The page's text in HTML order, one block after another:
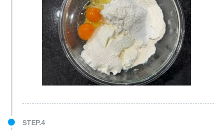
楽天市場で見る
Amazonで見る